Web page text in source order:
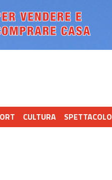
CULTURA SPETTACOLO